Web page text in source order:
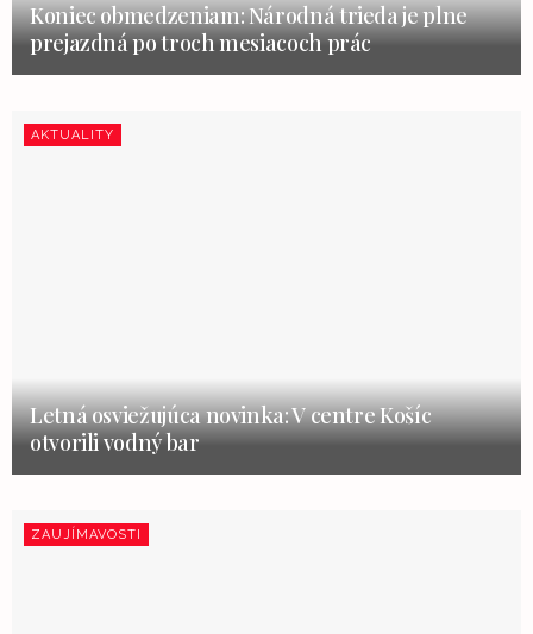
Koniec obmedzeniam: Národná trieda je plne
prejazdná po troch mesiacoch prác
AKTUALITY
Letná osviežujúca novinka: V centre Košíc
otvorili vodný bar
ZAUJÍMAVOSTI